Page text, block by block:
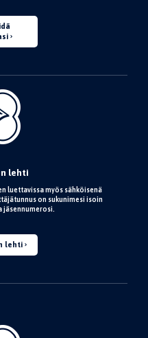
lehti
luettavissa myös sähköisenä
on sukunimesi isoin
jäsennumerosi.
lehti